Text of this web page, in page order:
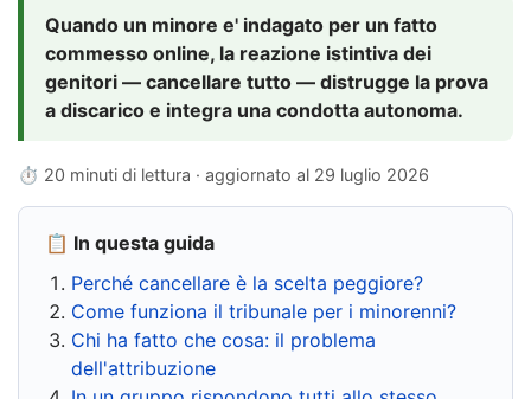
Quando un minore e' indagato per un fatto
commesso online, la reazione istintiva dei
genitori — cancellare tutto — distrugge la prova
a discarico e integra una condotta autonoma.
⏱ 20 minuti di lettura · aggiornato al 29 luglio 2026
📋 In questa guida
Perché cancellare è la scelta peggiore?
Come funziona il tribunale per i minorenni?
Chi ha fatto che cosa: il problema
dell'attribuzione